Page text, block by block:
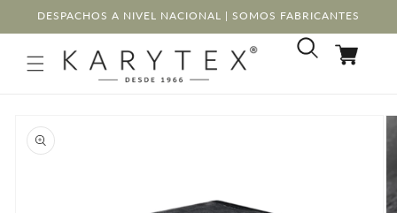
directamente
al contenido
DESPACHOS A NIVEL NACIONAL | SOMOS FABRICANTES
Carrito
a la
información